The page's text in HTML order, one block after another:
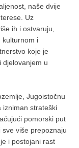
naše dvije
Uz
ih i ostvaruju,
kulturnom i
koje je
djelovanjem u
Jugoistočnu
izniman strateški
pomorski put
više prepoznaju
i postojani rast